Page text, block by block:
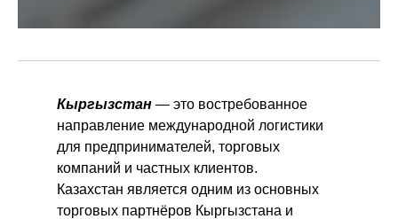
Кыргызстан — это востребованное
направление международной логистики
для предпринимателей, торговых
компаний и частных клиентов.
Казахстан является одним из основных
торговых партнёров Кыргызстана и